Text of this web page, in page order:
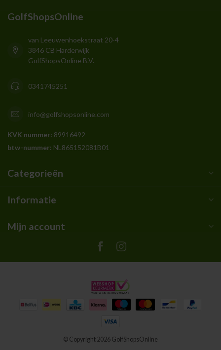
GolfShopsOnline
van Leeuwenhoekstraat 20-4
3846 CB Harderwijk
GolfShopsOnline B.V.
0341745251
info@golfshopsonline.com
KVK nummer: 89916492
btw-nummer: NL865152081B01
Categorieën
Informatie
Mijn account
© Copyright 2026 GolfShopsOnline